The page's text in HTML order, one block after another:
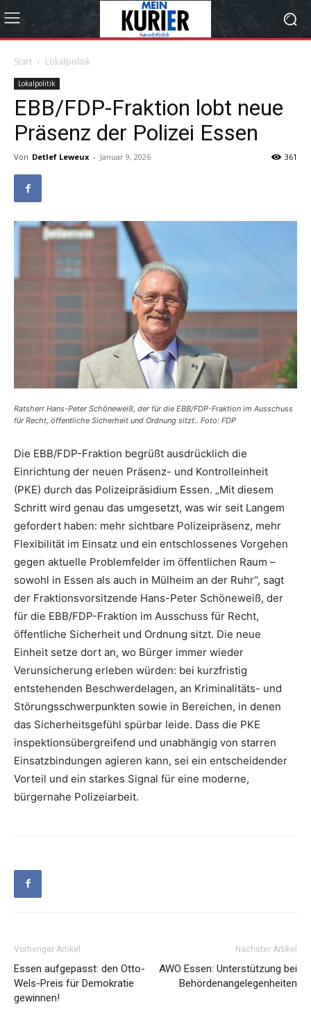
Start Lokalpolitik
Lokalpolitik
EBB/FDP-Fraktion lobt neue
Präsenz der Polizei Essen
Von Detlef Leweux - Januar 9, 2026 361
Ratsherr Hans-Peter Schöneweiß, der für die EBB/FDP-Fraktion im Ausschuss
für Recht, öffentliche Sicherheit und Ordnung sitzt.. Foto: FDP
Die EBB/FDP-Fraktion begrüßt ausdrücklich die
Einrichtung der neuen Präsenz- und Kontrolleinheit
(PKE) durch das Polizeipräsidium Essen. „Mit diesem
Schritt wird genau das umgesetzt, was wir seit Langem
gefordert haben: mehr sichtbare Polizeipräsenz, mehr
Flexibilität im Einsatz und ein entschlossenes Vorgehen
gegen aktuelle Problemfelder im öffentlichen Raum –
sowohl in Essen als auch in Mülheim an der Ruhr“, sagt
der Fraktionsvorsitzende Hans-Peter Schöneweiß, der
für die EBB/FDP-Fraktion im Ausschuss für Recht,
öffentliche Sicherheit und Ordnung sitzt. Die neue
Einheit setze dort an, wo Bürger immer wieder
Verunsicherung erleben würden: bei kurzfristig
entstehenden Beschwerdelagen, an Kriminalitäts- und
Störungsschwerpunkten sowie in Bereichen, in denen
das Sicherheitsgefühl spürbar leide. Dass die PKE
inspektionsübergreifend und unabhängig von starren
Einsatzbindungen agieren kann, sei ein entscheidender
Vorteil und ein starkes Signal für eine moderne,
bürgernahe Polizeiarbeit.
Vorheriger Artikel
Essen aufgepasst: den Otto-
Wels-Preis für Demokratie
gewinnen!
Nächster Artikel
AWO Essen: Unterstützung bei
Behördenangelegenheiten